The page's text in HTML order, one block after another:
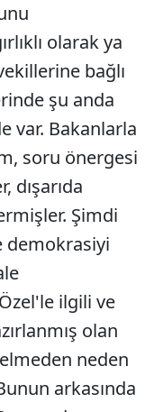
olarak ya
bağlı
şu anda
var. Bakanlarla
soru önergesi
dışarıda
Şimdi
demokrasiyi
ilgili ve
olan
neden
arkasında